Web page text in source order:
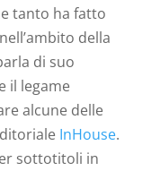
tanto ha fatto
della
di suo
il legame
alcune delle
InHouse.
sottotitoli in